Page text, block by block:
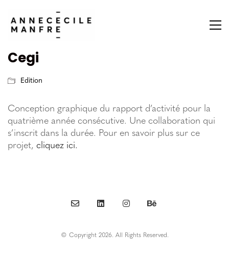
Cegi
Edition
Conception graphique du rapport d’activité pour la
quatrième année consécutive. Une collaboration qui
s’inscrit dans la durée. Pour en savoir plus sur ce
projet, cliquez ici.
© Copyright 2026. All Rights Reserved.